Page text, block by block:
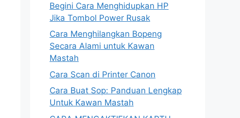
Begini Cara Menghidupkan HP
Jika Tombol Power Rusak
Cara Menghilangkan Bopeng
Secara Alami untuk Kawan
Mastah
Cara Scan di Printer Canon
Cara Buat Sop: Panduan Lengkap
Untuk Kawan Mastah